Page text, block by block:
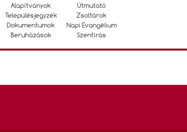
Alapítványok
Településjegyzék
Dokumentumok
Beruházások
Útmutató
Zsoltárok
Napi Evangélium
Szentírás